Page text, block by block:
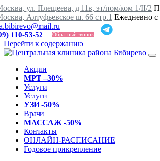
ул. Плещеева, д.11в, эт/пом/ком 1/II/2
Алтуфьевское ш. 66 стр.1 Ежедневно с
110-53-52 Обратный звонок
Перейти к содержанию
Акции
МРТ –30%
Услуги
Услуги
УЗИ -50%
Врачи
МАССАЖ -50%
Контакты
ОНЛАЙН-РАСПИСАНИЕ
Годовое прикрепление